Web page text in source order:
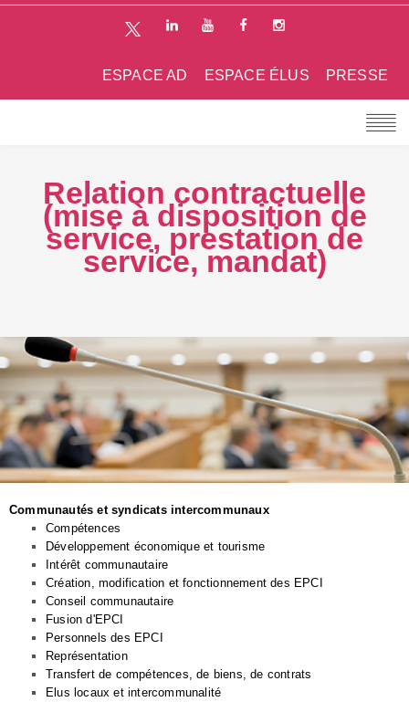
PRESSE
ESPACE ÉLUS
ESPACE AD
Relation contractuelle
(mise à disposition de
service, prestation de
service, mandat)
Communautés et syndicats intercommunaux
Compétences
Développement économique et tourisme
Intérêt communautaire
Création, modification et fonctionnement des EPCI
Conseil communautaire
Fusion d'EPCI
Personnels des EPCI
Représentation
Transfert de compétences, de biens, de contrats
Elus locaux et intercommunalité